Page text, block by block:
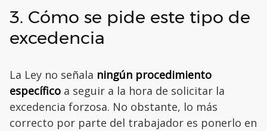
3. Cómo se pide este tipo de
excedencia
La Ley no señala ningún procedimiento
específico a seguir a la hora de solicitar la
excedencia forzosa. No obstante, lo más
correcto por parte del trabajador es ponerlo en